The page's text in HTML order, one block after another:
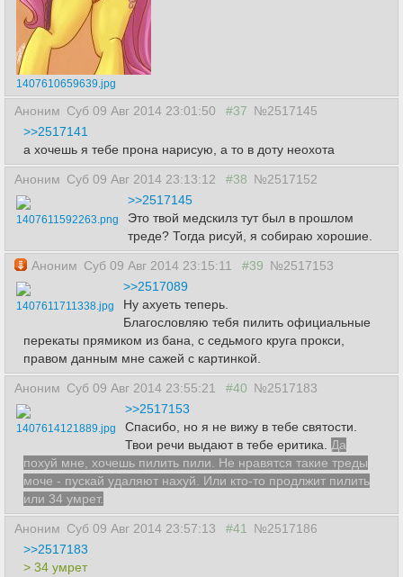
1407610659639.jpg
Аноним Суб 09 Авг 2014 23:01:50 #37 №2517145
>>2517141
а хочешь я тебе прона нарисую, а то в доту неохота
Аноним Суб 09 Авг 2014 23:13:12 #38 №2517152
1407611592263.png
>>2517145
Это твой медскилз тут был в прошлом
треде? Тогда рисуй, я собираю хорошие.
Аноним Суб 09 Авг 2014 23:15:11 #39 №2517153
1407611711338.jpg
>>2517089
Ну ахуеть теперь.
Благословляю тебя пилить официальные
перекаты прямиком из бана, с седьмого круга прокси,
правом данным мне сажей с картинкой.
Аноним Суб 09 Авг 2014 23:55:21 #40 №2517183
1407614121889.jpg
>>2517153
Спасибо, но я не вижу в тебе святости.
Твои речи выдают в тебе еритика. Да
похуй мне, хочешь пилить пили. Не нравятся такие треды
моче - пускай удаляют нахуй. Или кто-то продлжит пилить
или 34 умрет.
Аноним Суб 09 Авг 2014 23:57:13 #41
№2517186
>>2517183
> 34 умрет